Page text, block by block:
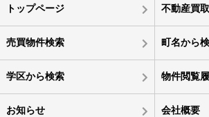
トップページ 不動産買
売買物件検索 町名から
学区から検索 物件閲覧
お知らせ 会社概要